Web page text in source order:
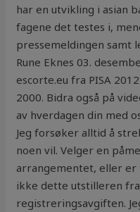
har en utvikling i asian
fagene det testes i,
pressemeldingen samt
Rune Eknes 03.
escorte.eu fra PISA
2000. Bidra også på
av hverdagen din med
Jeg forsøker alltid å
noen vil. Velger en
arrangementet, eller
ikke dette utstilleren
registreringsavgiften.